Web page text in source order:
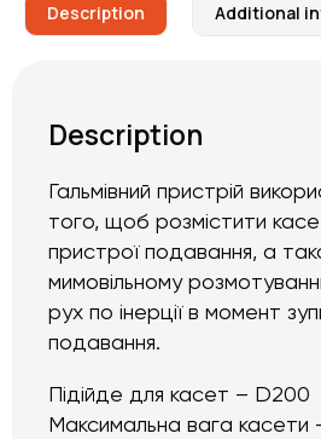
Description Additional
Description
Гальмівний пристрій
того, щоб розмістити
пристрої подавання, а
мимовільному
рух по інерції в момент
подавання.
Підійде для касет – D200
Максимальна вага касети